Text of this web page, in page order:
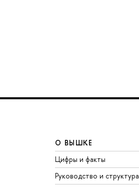
О ВЫШКЕ
Цифры и факты
Руководство и структура